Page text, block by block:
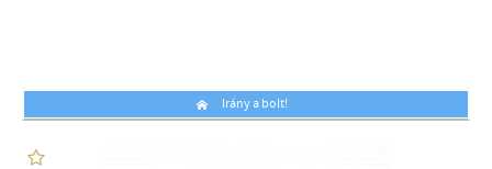
Irány a bolt!